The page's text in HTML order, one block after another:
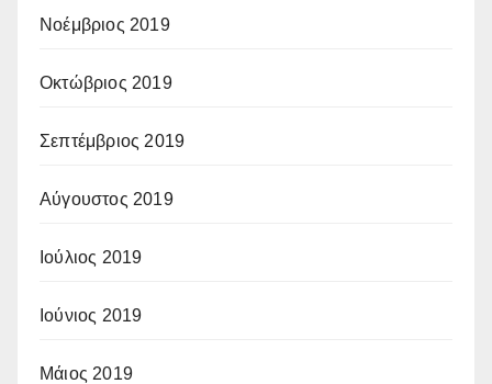
Νοέμβριος 2019
Οκτώβριος 2019
Σεπτέμβριος 2019
Αύγουστος 2019
Ιούλιος 2019
Ιούνιος 2019
Μάιος 2019